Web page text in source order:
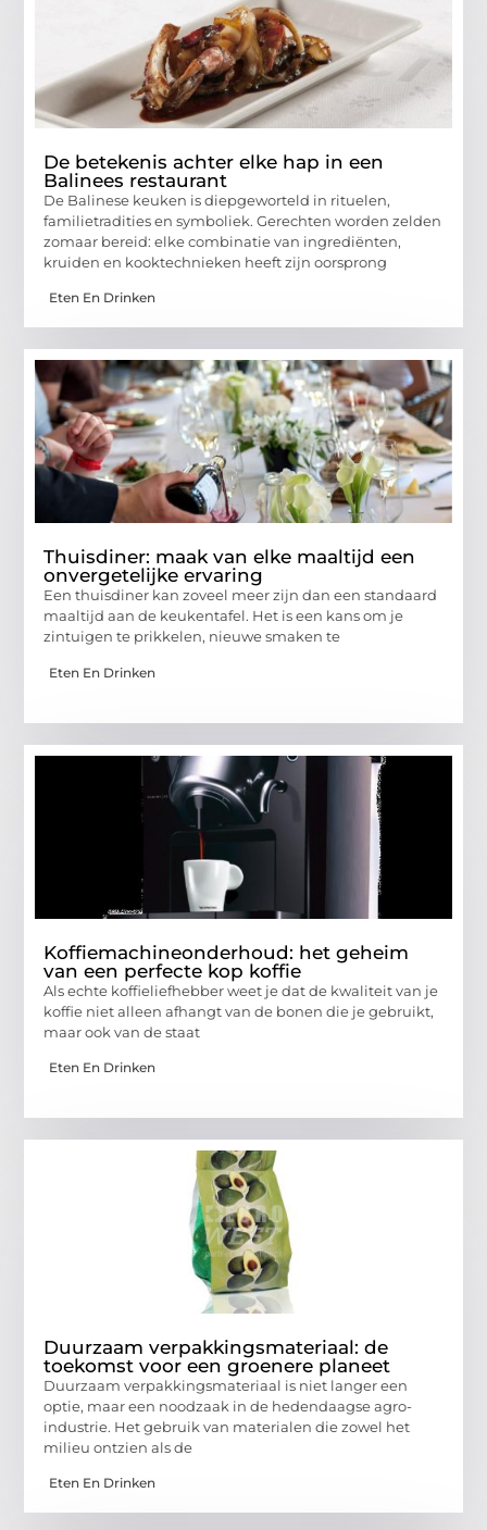
De betekenis achter elke hap in een
Balinees restaurant
De Balinese keuken is diepgeworteld in rituelen,
familietradities en symboliek. Gerechten worden zelden
zomaar bereid: elke combinatie van ingrediënten,
kruiden en kooktechnieken heeft zijn oorsprong
Eten En Drinken
Thuisdiner: maak van elke maaltijd een
onvergetelijke ervaring
Een thuisdiner kan zoveel meer zijn dan een standaard
maaltijd aan de keukentafel. Het is een kans om je
zintuigen te prikkelen, nieuwe smaken te
Eten En Drinken
Koffiemachineonderhoud: het geheim
van een perfecte kop koffie
Als echte koffieliefhebber weet je dat de kwaliteit van je
koffie niet alleen afhangt van de bonen die je gebruikt,
maar ook van de staat
Eten En Drinken
Duurzaam verpakkingsmateriaal: de
toekomst voor een groenere planeet
Duurzaam verpakkingsmateriaal is niet langer een
optie, maar een noodzaak in de hedendaagse agro-
industrie. Het gebruik van materialen die zowel het
milieu ontzien als de
Eten En Drinken